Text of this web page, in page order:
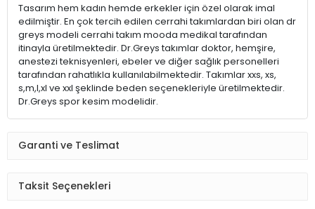
Tasarım hem kadın hemde erkekler için özel olarak imal
edilmiştir. En çok tercih edilen cerrahi takımlardan biri olan dr
greys modeli cerrahi takım mooda medikal tarafından
itinayla üretilmektedir. Dr.Greys takımlar doktor, hemşire,
anestezi teknisyenleri, ebeler ve diğer sağlık personelleri
tarafından rahatlıkla kullanılabilmektedir. Takımlar xxs, xs,
s,m,l,xl ve xxl şeklinde beden seçenekleriyle üretilmektedir.
Dr.Greys spor kesim modelidir.
Garanti ve Teslimat
Taksit Seçenekleri